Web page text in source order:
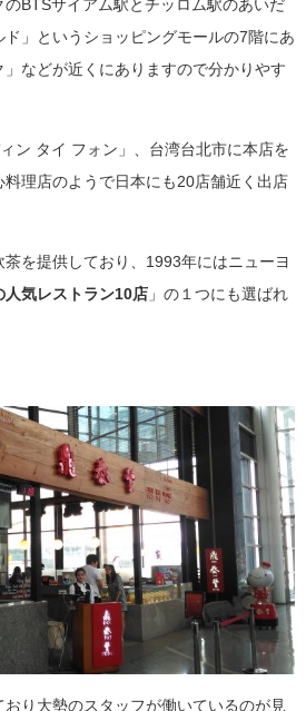
BTSサイアム駅とチッロム駅のあいだ
」というショッピングモールの7階にあ
などが近くにありますので分かりやす
ン タイ フォン」、台湾台北市に本店を
理店のようで日本にも20店舗近く出店
を提供しており、1993年にはニューヨ
人気レストラン10店 」の１つにも選ばれ
り大勢のスタッフが働いているのが見